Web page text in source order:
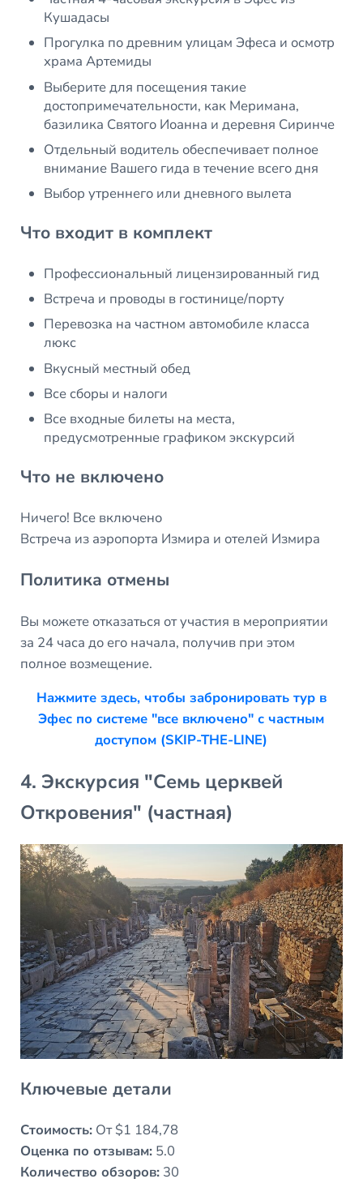
Кушадасы
Прогулка по древним улицам Эфеса и осмотр
храма Артемиды
Выберите для посещения такие
достопримечательности, как Меримана,
базилика Святого Иоанна и деревня Сиринче
Отдельный водитель обеспечивает полное
внимание Вашего гида в течение всего дня
Выбор утреннего или дневного вылета
Что входит в комплект
Профессиональный лицензированный гид
Встреча и проводы в гостинице/порту
Перевозка на частном автомобиле класса
люкс
Вкусный местный обед
Все сборы и налоги
Все входные билеты на места,
предусмотренные графиком экскурсий
Что не включено
Ничего! Все включено
Встреча из аэропорта Измира и отелей Измира
Политика отмены
Вы можете отказаться от участия в мероприятии
за 24 часа до его начала, получив при этом
полное возмещение.
Нажмите здесь, чтобы забронировать тур в
Эфес по системе "все включено" с частным
доступом (SKIP-THE-LINE)
4. Экскурсия "Семь церквей
Откровения" (частная)
Ключевые детали
Стоимость:От $1 184,78
Оценка по отзывам:5.0
Количество обзоров:30